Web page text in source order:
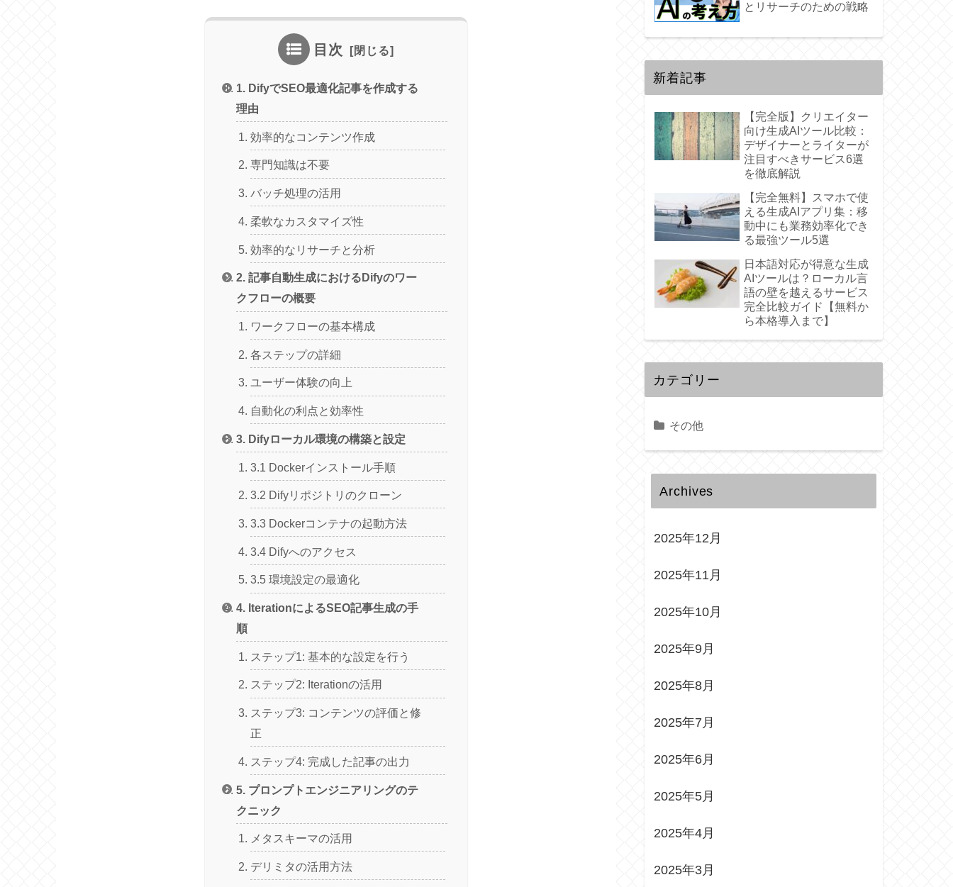
目次
1. DifyでSEO最適化記事を作成する
理由
効率的なコンテンツ作成
専門知識は不要
バッチ処理の活用
柔軟なカスタマイズ性
効率的なリサーチと分析
2. 記事自動生成におけるDifyのワー
クフローの概要
ワークフローの基本構成
各ステップの詳細
ユーザー体験の向上
自動化の利点と効率性
3. Difyローカル環境の構築と設定
3.1 Dockerインストール手順
3.2 Difyリポジトリのクローン
3.3 Dockerコンテナの起動方法
3.4 Difyへのアクセス
3.5 環境設定の最適化
4. IterationによるSEO記事生成の手
順
ステップ1: 基本的な設定を行う
ステップ2: Iterationの活用
ステップ3: コンテンツの評価と修
正
ステップ4: 完成した記事の出力
5. プロンプトエンジニアリングのテ
クニック
メタスキーマの活用
デリミタの活用方法
とリサーチのための戦略
新着記事
【完全版】クリエイター
向け生成AIツール比較：
デザイナーとライターが
注目すべきサービス6選
を徹底解説
【完全無料】スマホで使
える生成AIアプリ集：移
動中にも業務効率化でき
る最強ツール5選
日本語対応が得意な生成
AIツールは？ローカル言
語の壁を越えるサービス
完全比較ガイド【無料か
ら本格導入まで】
カテゴリー
その他
Archives
2025年12月
2025年11月
2025年10月
2025年9月
2025年8月
2025年7月
2025年6月
2025年5月
2025年4月
2025年3月